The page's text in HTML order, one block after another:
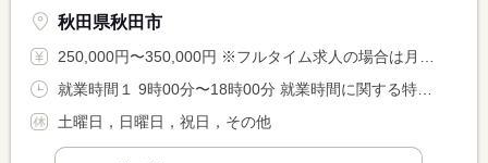
秋田県秋田市
250,000円〜350,000円 ※フルタイム求人の場合は月額（換算額）、パート求人の場合は時間額を表示しています。
土曜日，日曜日，祝日，その他